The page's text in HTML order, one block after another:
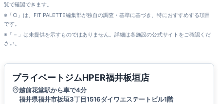
覧で確認できます。
※「○」は、FIT PALETTE編集部が独自の調査・基準に基づき、特におすすめする項目
です。
※「－」は未提供を示すものではありません。詳細は各施設の公式サイトをご確認くだ
さい。
プライベートジムHPER福井板垣店
越前花堂駅から車で4分
福井県福井市板垣3丁目1516ダイワエステートビル1階